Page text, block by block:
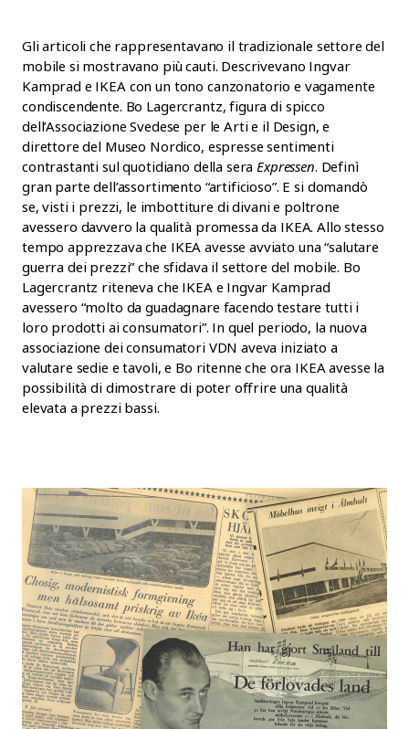
Gli articoli che rappresentavano il tradizionale settore del
mobile si mostravano più cauti. Descrivevano Ingvar
Kamprad e IKEA con un tono canzonatorio e vagamente
condiscendente. Bo Lagercrantz, figura di spicco
dell’Associazione Svedese per le Arti e il Design, e
direttore del Museo Nordico, espresse sentimenti
contrastanti sul quotidiano della seraExpressen. Definì
gran parte dell’assortimento “artificioso”. E si domandò
se, visti i prezzi, le imbottiture di divani e poltrone
avessero davvero la qualità promessa da IKEA. Allo stesso
tempo apprezzava che IKEA avesse avviato una “salutare
guerra dei prezzi” che sfidava il settore del mobile. Bo
Lagercrantz riteneva che IKEA e Ingvar Kamprad
avessero “molto da guadagnare facendo testare tutti i
loro prodotti ai consumatori”. In quel periodo, la nuova
associazione dei consumatori VDN aveva iniziato a
valutare sedie e tavoli, e Bo ritenne che ora IKEA avesse la
possibilità di dimostrare di poter offrire una qualità
elevata a prezzi bassi.